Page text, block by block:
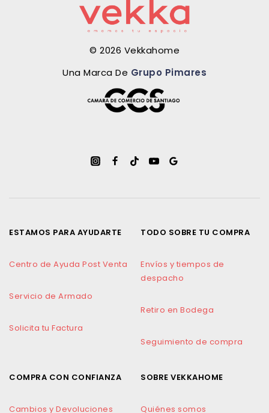
© 2026 Vekkahome
Una Marca De Grupo Pimares
ESTAMOS PARA AYUDARTE
Centro de Ayuda Post Venta
Servicio de Armado
Solicita tu Factura
TODO SOBRE TU COMPRA
Envíos y tiempos de
despacho
Retiro en Bodega
Seguimiento de compra
COMPRA CON CONFIANZA
Cambios y Devoluciones
SOBRE VEKKAHOME
Quiénes somos